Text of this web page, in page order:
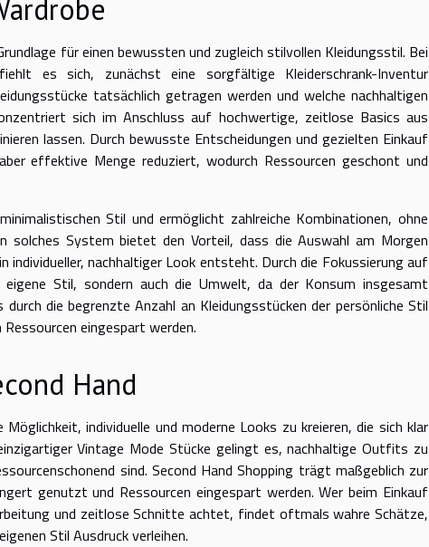
für einen bewussten und zugleich stilvollen Kleidungsstil. Bei
es sich, zunächst eine sorgfältige Kleiderschrank-Inventur
tatsächlich getragen werden und welche nachhaltigen
sich im Anschluss auf hochwertige, zeitlose Basics aus
lassen. Durch bewusste Entscheidungen und gezielten Einkauf
effektive Menge reduziert, wodurch Ressourcen geschont und
Stil und ermöglicht zahlreiche Kombinationen, ohne
solches System bietet den Vorteil, dass die Auswahl am Morgen
individueller, nachhaltiger Look entsteht. Durch die Fokussierung auf
Stil, sondern auch die Umwelt, da der Konsum insgesamt
die begrenzte Anzahl an Kleidungsstücken der persönliche Stil
eingespart werden.
Hand
individuelle und moderne Looks zu kreieren, die sich klar
Vintage Mode Stücke gelingt es, nachhaltige Outfits zu
sind. Second Hand Shopping trägt maßgeblich zur
genutzt und Ressourcen eingespart werden. Wer beim Einkauf
und zeitlose Schnitte achtet, findet oftmals wahre Schätze,
Stil Ausdruck verleihen.